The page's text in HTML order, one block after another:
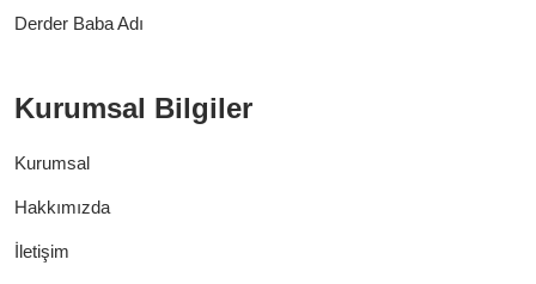
Derder Baba Adı
Kurumsal Bilgiler
Kurumsal
Hakkımızda
İletişim